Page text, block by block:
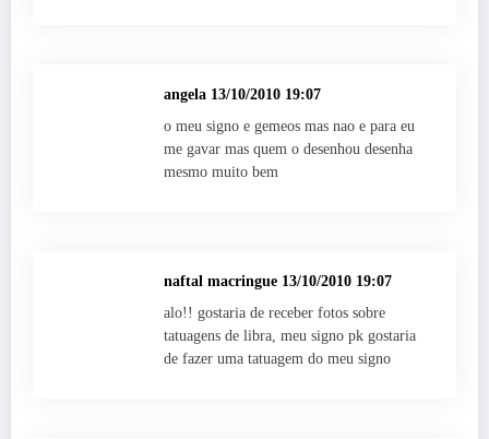
angela 13/10/2010 19:07
o meu signo e gemeos mas nao e para eu
me gavar mas quem o desenhou desenha
mesmo muito bem
naftal macringue 13/10/2010 19:07
alo!! gostaria de receber fotos sobre
tatuagens de libra, meu signo pk gostaria
de fazer uma tatuagem do meu signo